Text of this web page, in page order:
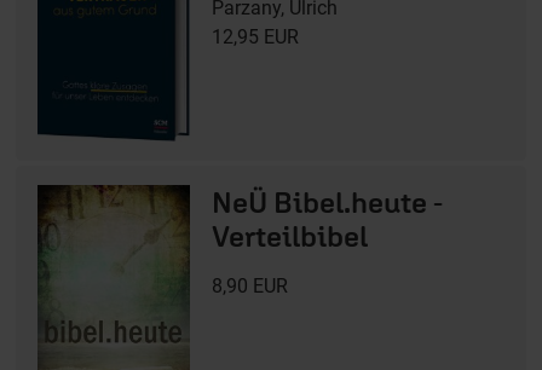
Parzany, Ulrich
12,95 EUR
NeÜ Bibel.heute -
Verteilbibel
8,90 EUR